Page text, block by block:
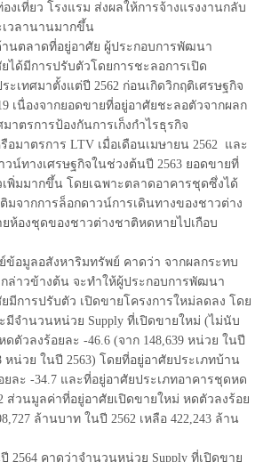
งเที่ยว โรงแรม ส่งผลให้การจ้างแรงงานกลับ
เวลานานมากขึ้น
อยู่อาศัย ผู้ประกอบการพัฒนา
ได้มีการปรับตัวโดยการชะลอการเปิด
ะเทศมาตั้งแต่ปี 2562 ก่อนเกิดวิกฤติเศรษฐกิจ
เนื่องจากยอดขายที่อยู่อาศัยชะลอตัวจากผลก
าตรการป้องกันการเก็งกำไรธุรกิจ
อมาตรการ LTV เมื่อเดือนเมษายน 2562 และ
วน์ทางเศรษฐกิจในช่วงต้นปี 2563 ยอดขายที่
เพิ่มมากขึ้น โดยเฉพาะตลาดอาคารชุดซึ่งได้
มจากการล็อกดาวน์การเดินทางของชาวต่าง
ห้องชุดของชาวต่างชาติหดหายไปเกือบ
หาริมทรัพย์ คาดว่า จากผลกระทบ
กล่าวข้างต้น จะทำให้ผู้ประกอบการพัฒนา
มีการปรับตัว เปิดขายโครงการใหม่ลดลง โดย
มีจำนวนหน่วย Supply ที่เปิดขายใหม่ (ไม่นับ
ตัวลงร้อยละ -46.6 (จาก 148,639 หน่วย ในปี
หน่วย ในปี 2563) โดยที่อยู่อาศัยประเภทบ้าน
ละ -34.7 และที่อยู่อาศัยประเภทอาคารชุดหด
ส่วนมูลค่าที่อยู่อาศัยเปิดขายใหม่ หดตัวลงร้อย
ล้านบาท ในปี 2562 เหลือ 422,243 ล้าน
ดว่าจำนวนหน่วย Supply ที่เปิดขาย